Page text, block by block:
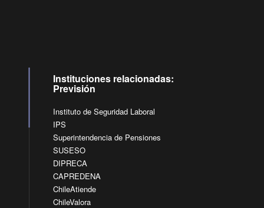
Instituciones relacionadas:
Previsión
Instituto de Seguridad Laboral
IPS
Superintendencia de Pensiones
SUSESO
DIPRECA
CAPREDENA
ChileAtiende
ChileValora